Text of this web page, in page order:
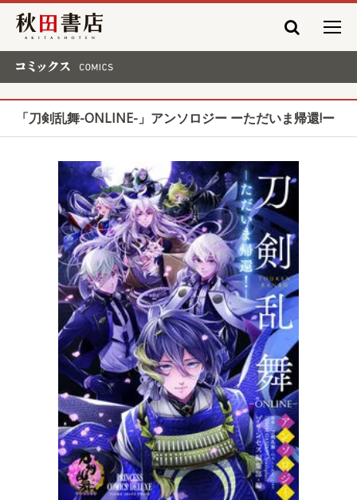
秋田書店
「刀剣乱舞-ONLINE-」アンソロジー ーただいま帰還!ー